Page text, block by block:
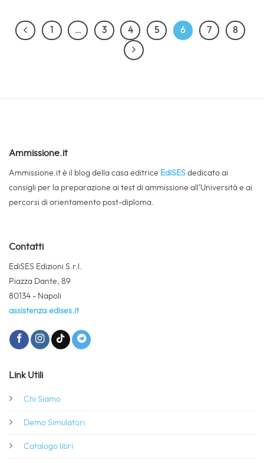
1 … 3 4 5 6 7 8
Ammissione.it
Ammissione.it è il blog della casa editrice EdiSES dedicato ai
consigli per la preparazione ai test di ammissione all’Università e ai
percorsi di orientamento post-diploma.
Contatti
EdiSES Edizioni S.r.l.
Piazza Dante, 89
80134 - Napoli
assistenza.edises.it
Link Utili
Chi Siamo
Demo Simulatori
Catalogo libri